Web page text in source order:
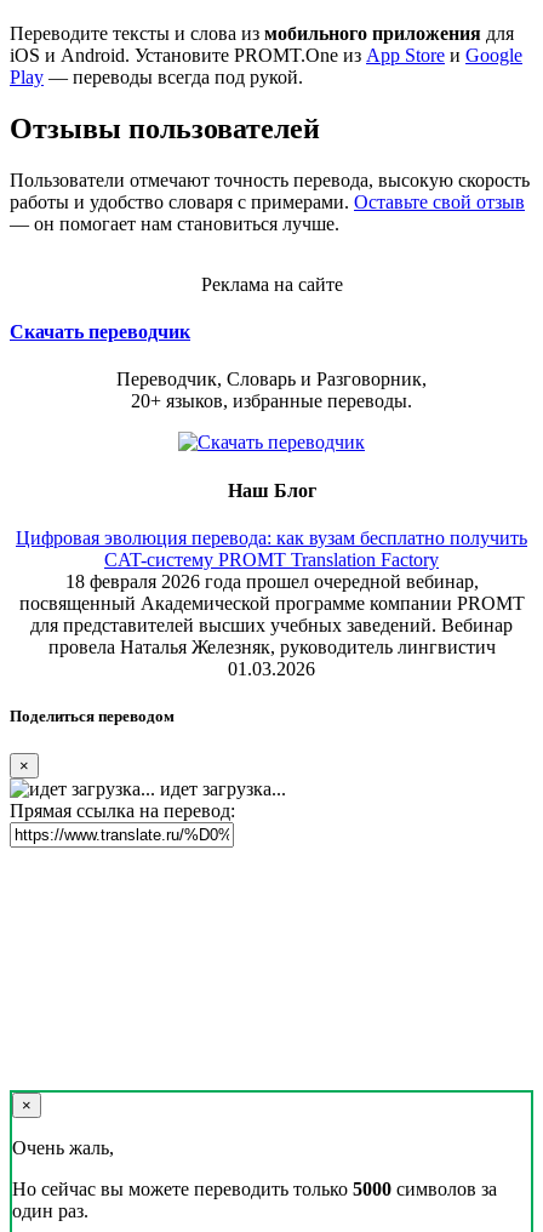
Переводите тексты и слова из мобильного приложения для
iOS и Android. Установите PROMT.One из App Store и Google
Play — переводы всегда под рукой.
Отзывы пользователей
Пользователи отмечают точность перевода, высокую скорость
работы и удобство словаря с примерами. Оставьте свой отзыв
— он помогает нам становиться лучше.
Реклама на сайте
Скачать переводчик
Переводчик, Словарь и Разговорник,
20+ языков, избранные переводы.
Наш Блог
Цифровая эволюция перевода: как вузам бесплатно получить
CAT-систему PROMT Translation Factory
18 февраля 2026 года прошел очередной вебинар,
посвященный Академической программе компании PROMT
для представителей высших учебных заведений. Вебинар
провела Наталья Железняк, руководитель лингвистич
01.03.2026
Поделиться переводом
×
идет загрузка...
Прямая ссылка на перевод:
×
Очень жаль,
Но сейчас вы можете переводить только 5000 символов за
один раз.